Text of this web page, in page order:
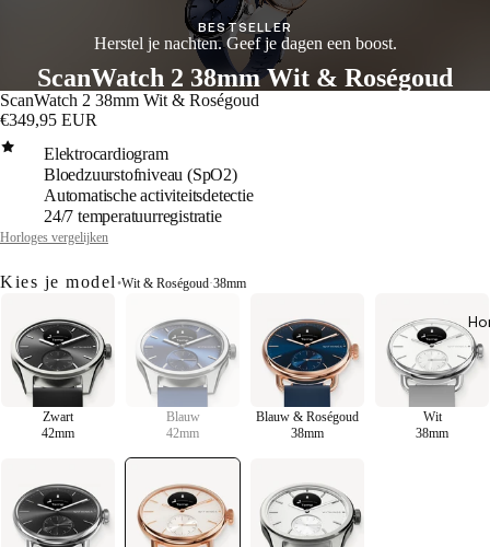
BESTSELLER
Herstel je nachten. Geef je dagen een boost.
ScanWatch 2 38mm Wit & Roségoud
ScanWatch 2 38mm Wit & Roségoud
€349,95 EUR
Elektrocardiogram
Bloedzuurstofniveau (SpO2)
Automatische activiteitsdetectie
24/7 temperatuurregistratie
Horloges vergelijken
Kies je model •Wit & Roségoud·38mm
Zwart
42mm
Blauw
42mm
Blauw & Roségoud
38mm
Wit
38mm